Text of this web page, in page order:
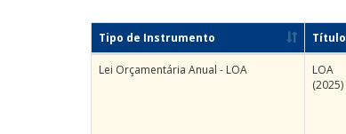
Tipo de Instrumento Título
Lei Orçamentária Anual - LOA
LOA
(2025)